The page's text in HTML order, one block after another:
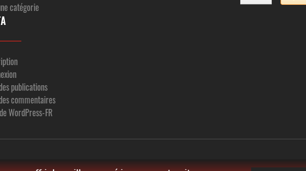
catégorie
publications
commentaires
WordPress-FR